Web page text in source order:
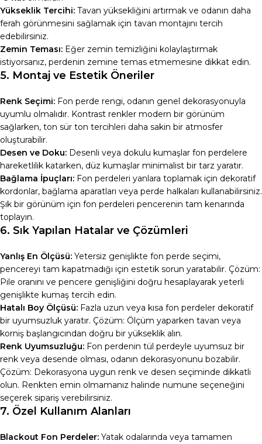
Yükseklik Tercihi: Tavan yüksekliğini artırmak ve odanın daha
ferah görünmesini sağlamak için tavan montajını tercih
edebilirsiniz.
Zemin Teması: Eğer zemin temizliğini kolaylaştırmak
istiyorsanız, perdenin zemine temas etmemesine dikkat edin.
5. Montaj ve Estetik Öneriler
Renk Seçimi: Fon perde rengi, odanın genel dekorasyonuyla
uyumlu olmalıdır. Kontrast renkler modern bir görünüm
sağlarken, ton sür ton tercihleri daha sakin bir atmosfer
oluşturabilir.
Desen ve Doku: Desenli veya dokulu kumaşlar fon perdelere
hareketlilik katarken, düz kumaşlar minimalist bir tarz yaratır.
Bağlama İpuçları: Fon perdeleri yanlara toplamak için dekoratif
kordonlar, bağlama aparatları veya perde halkaları kullanabilirsiniz.
Şık bir görünüm için fon perdeleri pencerenin tam kenarında
toplayın.
6. Sık Yapılan Hatalar ve Çözümleri
Yanlış En Ölçüsü: Yetersiz genişlikte fon perde seçimi,
pencereyi tam kapatmadığı için estetik sorun yaratabilir. Çözüm:
Pile oranını ve pencere genişliğini doğru hesaplayarak yeterli
genişlikte kumaş tercih edin.
Hatalı Boy Ölçüsü: Fazla uzun veya kısa fon perdeler dekoratif
bir uyumsuzluk yaratır. Çözüm: Ölçüm yaparken tavan veya
korniş başlangıcından doğru bir yükseklik alın.
Renk Uyumsuzluğu: Fon perdenin tül perdeyle uyumsuz bir
renk veya desende olması, odanın dekorasyonunu bozabilir.
Çözüm: Dekorasyona uygun renk ve desen seçiminde dikkatli
olun. Renkten emin olmamanız halinde numune seçeneğini
seçerek sipariş verebilirsiniz.
7. Özel Kullanım Alanları
Blackout Fon Perdeler: Yatak odalarında veya tamamen